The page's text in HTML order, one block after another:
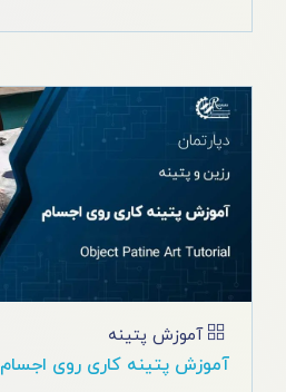
آموزش پتینه
آموزش پتینه کاری روی اجسام VIP